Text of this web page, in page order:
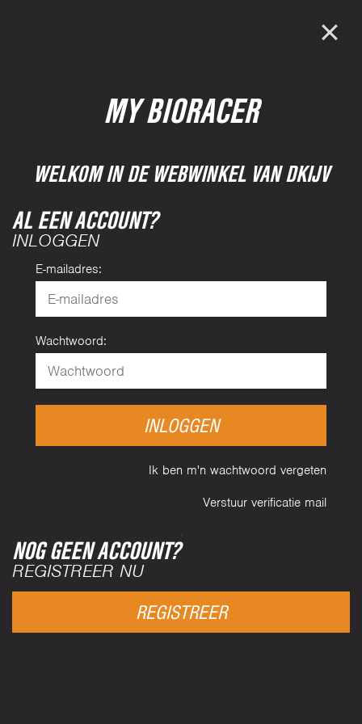
MY BIORACER
WELKOM IN DE WEBWINKEL VAN DKIJV
AL EEN ACCOUNT?
INLOGGEN
E-mailadres:
Wachtwoord:
INLOGGEN
Ik ben m'n wachtwoord vergeten
Verstuur verificatie mail
NOG GEEN ACCOUNT?
REGISTREER NU
REGISTREER